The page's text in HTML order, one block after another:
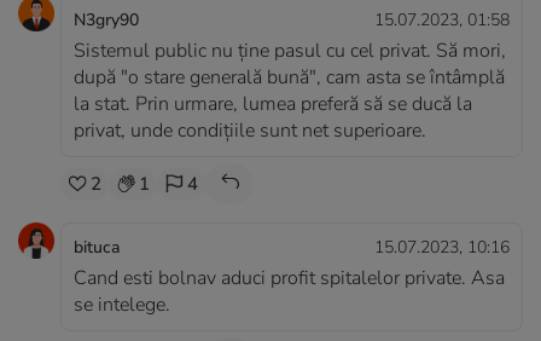
N3gry90 15.07.2023, 01:58
Sistemul public nu ține pasul cu cel privat. Să mori,
după "o stare generală bună", cam asta se întâmplă
la stat. Prin urmare, lumea preferă să se ducă la
privat, unde condițiile sunt net superioare.
2 1 4
bituca 15.07.2023, 10:16
Cand esti bolnav aduci profit spitalelor private. Asa
se intelege.